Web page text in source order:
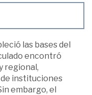
las bases del
encontró
regional,
instituciones
embargo, el